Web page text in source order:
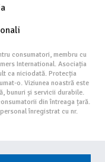
consumatori, membru cu
International. Asociația
ca niciodată. Protecția
o. Viziunea noastră este
bunuri și servicii durabile.
din întreaga țară.
înregistrat cu nr.